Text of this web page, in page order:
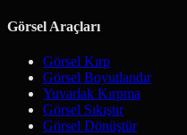
Görsel Araçları
Görsel Kırp
Görsel Boyutlandır
Yuvarlak Kırpma
Görsel Sıkıştır
Görsel Dönüştür